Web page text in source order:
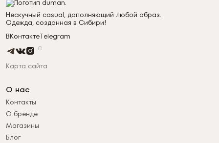
Нескучный casual, дополняющий любой образ.
Одежда, созданная в Сибири!
ВКонтактеTelegram
Карта сайта
О нас
Контакты
О бренде
Магазины
Блог